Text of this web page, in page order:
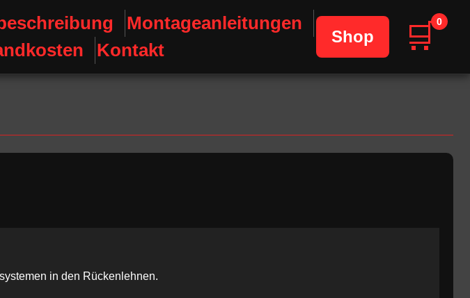
Montageanleitungen
Kontakt
Shop 🛒0
in den Rückenlehnen.